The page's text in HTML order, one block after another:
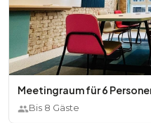
Meetingraum für 6
Bis 8 Gäste